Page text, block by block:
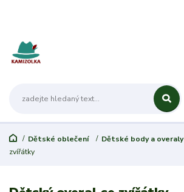
Dětské oblečení Dětské body a overaly
zvířátky